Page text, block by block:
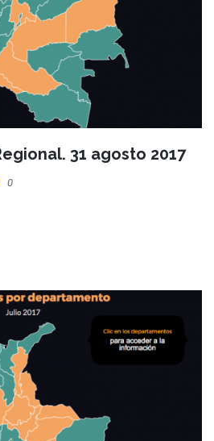
31 agosto 2017
0